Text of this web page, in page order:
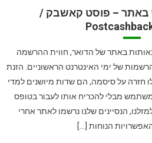
באתר – פוסט קאשבק /
באתר של הדואר, חווית ההרשמה
של ימי האינטרנט הראשוניים. הזנת
חזרה על סיסמה, הם שדות מיושנים למדי
מבלי להכריח אותו לעבור בטופס
הנסיינים שלנו נרשמו לאתר אחרי
הנוחות […]